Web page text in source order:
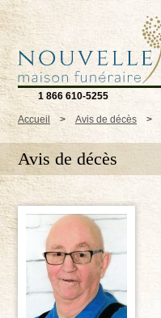
1 866 610-5255
Accueil > Avis de décès >
Avis de décès